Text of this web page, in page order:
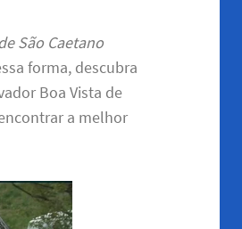
São Caetano
forma, descubra
Boa Vista de
a melhor